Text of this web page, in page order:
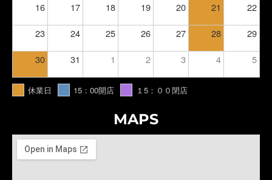
16 17 18 19 20 21 22
23 24 25 26 27 28 29
30 31 1 2 3 4 5
休業日 15：00開店 １5：００閉店
MAPS